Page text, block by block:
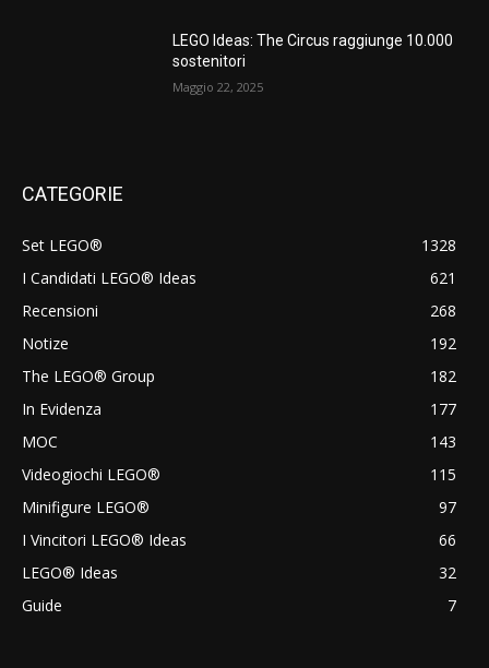
LEGO Ideas: The Circus raggiunge 10.000
sostenitori
Maggio 22, 2025
CATEGORIE
Set LEGO®
1328
I Candidati LEGO® Ideas
621
Recensioni
268
Notize
192
The LEGO® Group
182
In Evidenza
177
MOC
143
Videogiochi LEGO®
115
Minifigure LEGO®
97
I Vincitori LEGO® Ideas
66
LEGO® Ideas
32
Guide
7